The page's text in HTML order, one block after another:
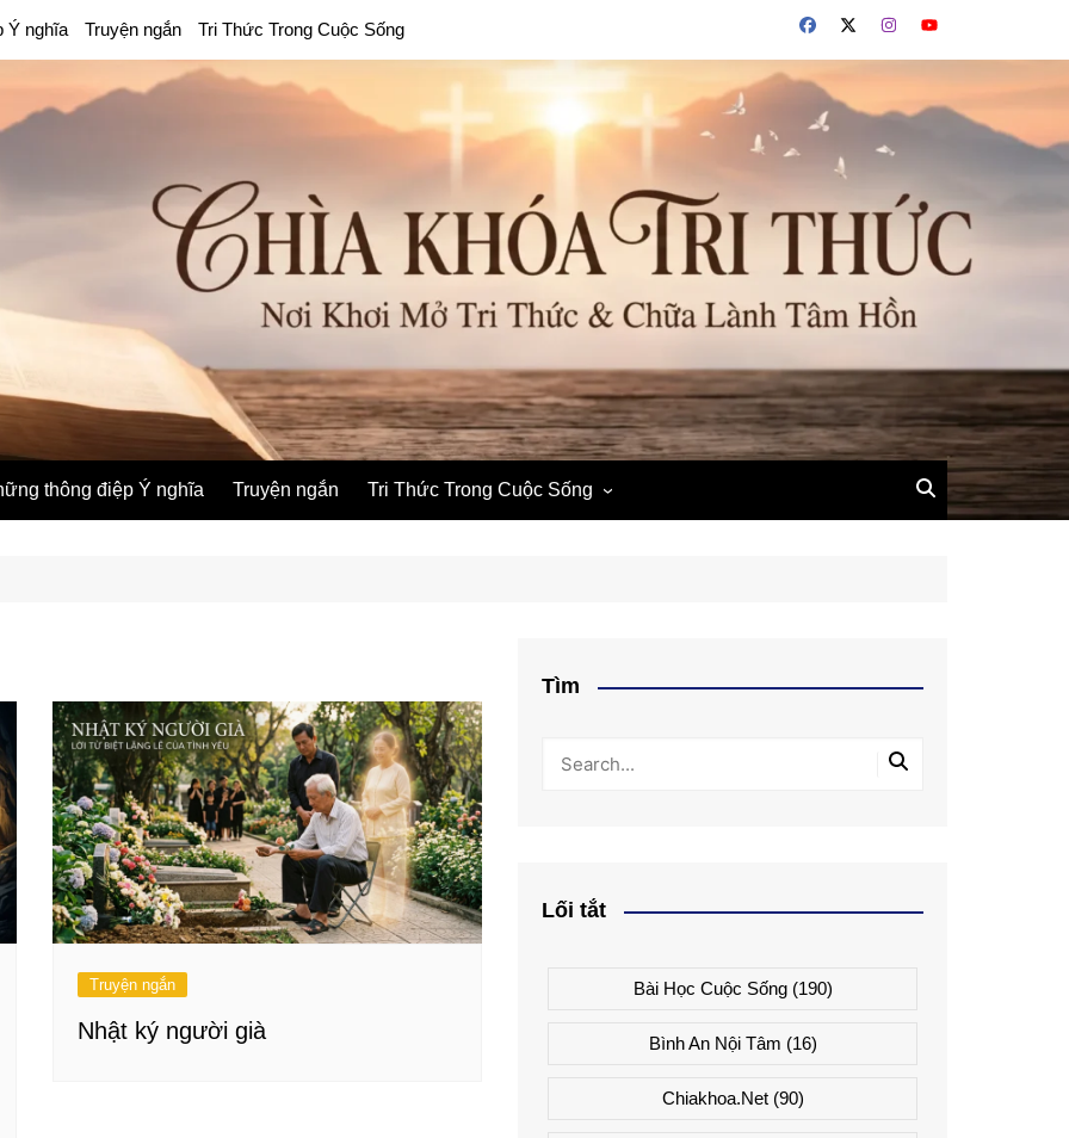
Ý nghĩa Truyện ngắn Tri Thức Trong Cuộc Sống
thông điệp Ý nghĩa Truyện ngắn Tri Thức Trong Cuộc Sống
Truyện ngắn
Nhật ký người già
Tìm
Lối tắt
Bài Học Cuộc Sống(190)
Bình An Nội Tâm (16)
Chiakhoa.net(90)